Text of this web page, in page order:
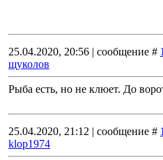
25.04.2020, 20:56 | сообщение #
щуколов
Рыба есть, но не клюет. До
25.04.2020, 21:12 | сообщение #
klop1974